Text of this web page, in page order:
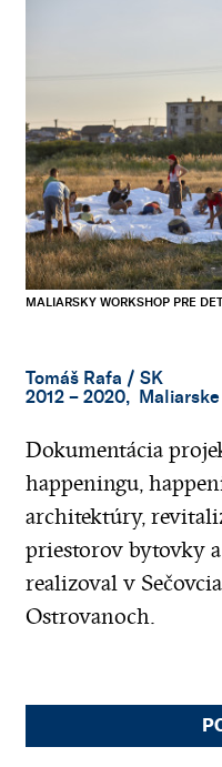
MALIARSKY WORKSHOP PRE
Tomáš Rafa / SK
2012 – 2020,
Dokumentácia
happeningu,
architektúry,
priestorov bytovky
realizoval v
Ostrovanoch.